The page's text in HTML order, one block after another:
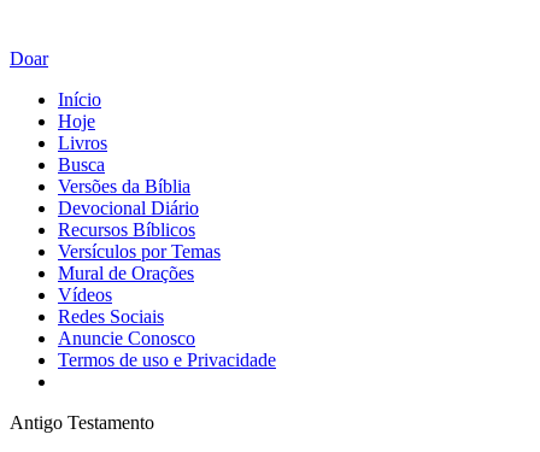
Doar
Início
Hoje
Livros
Busca
Versões da Bíblia
Devocional Diário
Recursos Bíblicos
Versículos por Temas
Mural de Orações
Vídeos
Redes Sociais
Anuncie Conosco
Termos de uso e Privacidade
Antigo Testamento